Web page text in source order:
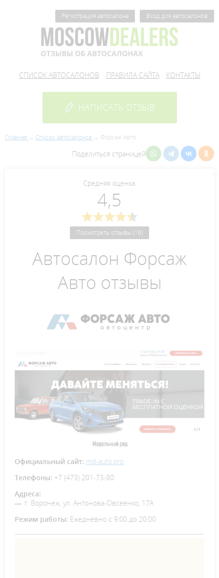
Регистрация автосалона Вход для автосалонов
СПИСОК АВТОСАЛОНОВ ПРАВИЛА САЙТА КОНТАКТЫ
НАПИСАТЬ ОТЗЫВ
Главная Список автосалонов Форсаж Авто
Поделиться страницей
Средняя оценка:
4,5
Посмотреть отзывы (16)
Автосалон Форсаж
Авто отзывы
Официальный сайт: md-auto.pro
Телефоны: +7 (473) 201-73-80.
Адреса:
г. Воронеж, ул. Антонова-Овсеенко, 17А
Режим работы: Ежедневно с 9:00 до 20:00